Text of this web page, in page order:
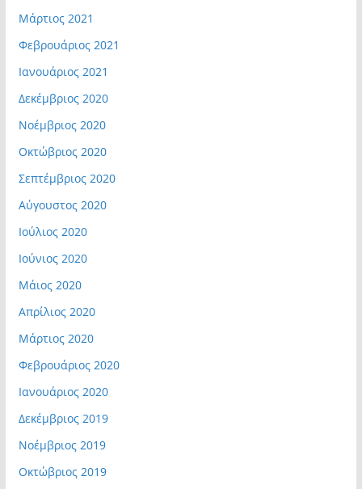
Μάρτιος 2021
Φεβρουάριος 2021
Ιανουάριος 2021
Δεκέμβριος 2020
Νοέμβριος 2020
Οκτώβριος 2020
Σεπτέμβριος 2020
Αύγουστος 2020
Ιούλιος 2020
Ιούνιος 2020
Μάιος 2020
Απρίλιος 2020
Μάρτιος 2020
Φεβρουάριος 2020
Ιανουάριος 2020
Δεκέμβριος 2019
Νοέμβριος 2019
Οκτώβριος 2019